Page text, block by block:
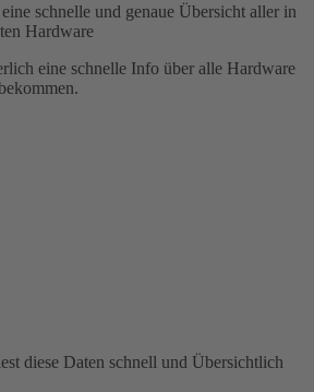
schnelle und genaue Übersicht aller in
Hardware
eine schnelle Info über alle Hardware
diese Daten schnell und Übersichtlich